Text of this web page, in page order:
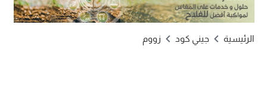
الرئيسية جيني كود زووم